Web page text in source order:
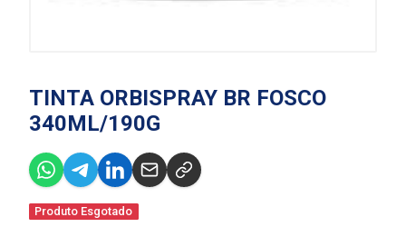
TINTA ORBISPRAY BR FOSCO
340ML/190G
Produto Esgotado